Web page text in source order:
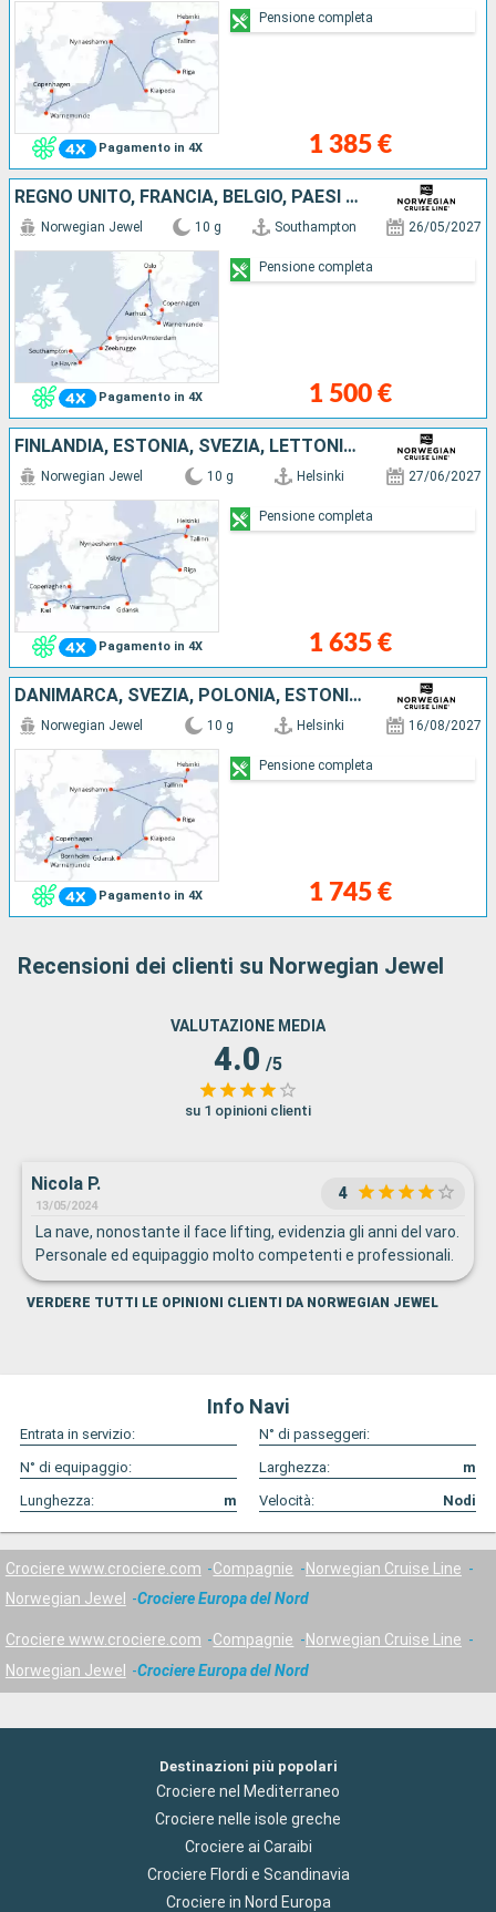
Pagamento in 4X 1 385 €
Pensione completa
REGNO UNITO, FRANCIA, BELGIO, PAESI BASSI, NORVEGIA, GERMANIA, DANIMARCA
Pagamento in 4X
Norwegian Jewel 10 g Southampton 26/05/2027
1 500 €
Pensione completa
FINLANDIA, ESTONIA, SVEZIA, LETTONIA, POLONIA, GERMANIA, DANIMARCA
Pagamento in 4X
Norwegian Jewel 10 g Helsinki 27/06/2027
1 635 €
Pensione completa
DANIMARCA, SVEZIA, POLONIA, ESTONIA, FINLANDIA, GERMANIA, LITUANIA, LETTONIA
Pagamento in 4X
Norwegian Jewel 10 g Helsinki 16/08/2027
1 745 €
Pensione completa
Recensioni dei clienti su Norwegian Jewel
VALUTAZIONE MEDIA
4.0 /5
su 1 opinioni clienti
Nicola P.
13/05/2024
4
La nave, nonostante il face lifting, evidenzia gli anni del varo.
Personale ed equipaggio molto competenti e professionali.
VERDERE TUTTI LE OPINIONI CLIENTI DA NORWEGIAN JEWEL
Info Navi
Entrata in servizio:
N° di passeggeri:
N° di equipaggio:
Larghezza:
m
Lunghezza:
m Velocità: Nodi
Crociere www.crociere.com Compagnie
Norwegian Cruise Line
Norwegian Jewel
Crociere Europa del Nord
Crociere www.crociere.com Compagnie
Norwegian Cruise Line
Norwegian Jewel
Crociere Europa del Nord
Destinazioni più popolari
Crociere nel Mediterraneo
Crociere nelle isole greche
Crociere ai Caraibi
Crociere Flordi e Scandinavia
Crociere in Nord Europa